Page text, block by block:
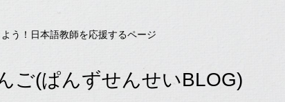
う！日本語教師を応援するページ
ご(ぱんずせんせいBLOG)